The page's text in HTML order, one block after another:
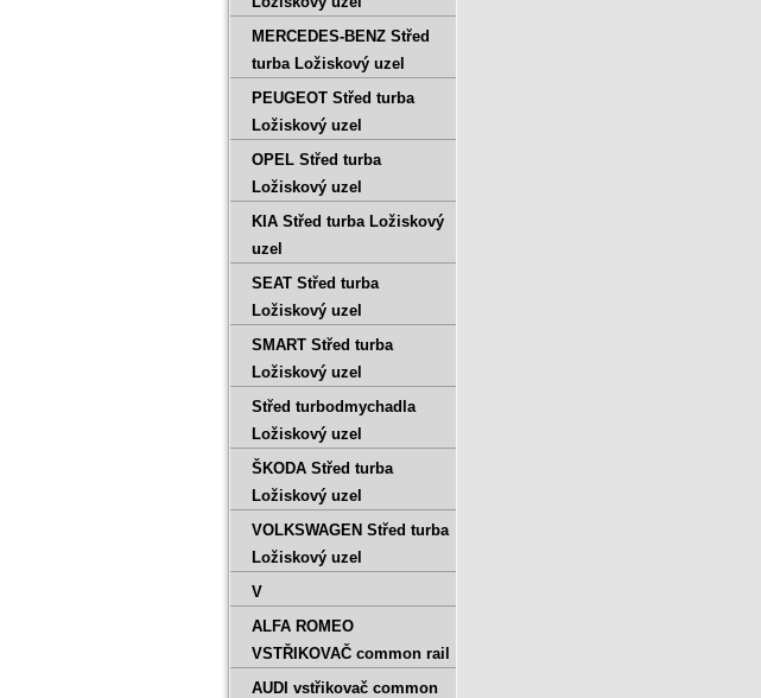
MERCEDES-BENZ Střed
turba Ložiskový uzel
PEUGEOT Střed turba
Ložiskový uzel
OPEL Střed turba
Ložiskový uzel
KIA Střed turba Ložiskový
uzel
SEAT Střed turba
Ložiskový uzel
SMART Střed turba
Ložiskový uzel
Střed turbodmychadla
Ložiskový uzel
ŠKODA Střed turba
Ložiskový uzel
VOLKSWAGEN Střed turba
Ložiskový uzel
V
ALFA ROMEO
VSTŘIKOVAČ common rail
AUDI vstřikovač common